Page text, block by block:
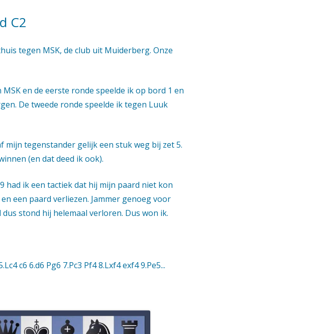
C2
tegen MSK, de club uit Muiderberg. Onze
en de eerste ronde speelde ik op bord 1 en
De tweede ronde speelde ik tegen Luuk
mijn tegenstander gelijk een stuk weg bij zet 5.
(en dat deed ik ook).
had ik een tactiek dat hij mijn paard niet kon
een paard verliezen. Jammer genoeg voor
stond hij helemaal verloren. Dus won ik.
c6 6.d6 Pg6 7.Pc3 Pf4 8.Lxf4 exf4 9.Pe5...